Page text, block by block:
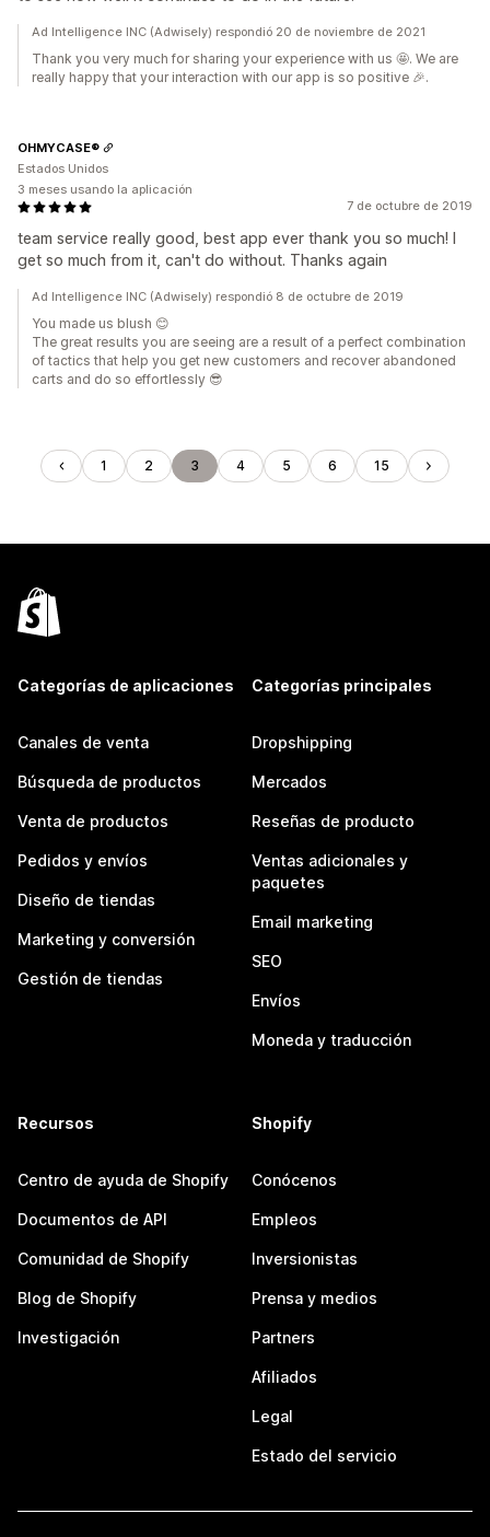
Ad Intelligence INC (Adwisely) respondió 20 de noviembre de 2021
Thank you very much for sharing your experience with us 🤩. We are
really happy that your interaction with our app is so positive 🎉.
7 de octubre de 2019
team service really good, best app ever thank you so much! I
get so much from it, can't do without. Thanks again
OHMYCASE®
Estados Unidos
3 meses usando la aplicación
Ad Intelligence INC (Adwisely) respondió 8 de octubre de 2019
You made us blush 😊
The great results you are seeing are a result of a perfect combination
of tactics that help you get new customers and recover abandoned
carts and do so effortlessly 😎
1 2 3 4 5 6 15
Categorías de aplicaciones
Canales de venta
Búsqueda de productos
Venta de productos
Pedidos y envíos
Diseño de tiendas
Marketing y conversión
Gestión de tiendas
Categorías principales
Dropshipping
Mercados
Reseñas de producto
Ventas adicionales y
paquetes
Email marketing
SEO
Envíos
Moneda y traducción
Recursos
Centro de ayuda de Shopify
Documentos de API
Comunidad de Shopify
Blog de Shopify
Investigación
Shopify
Conócenos
Empleos
Inversionistas
Prensa y medios
Partners
Afiliados
Legal
Estado del servicio